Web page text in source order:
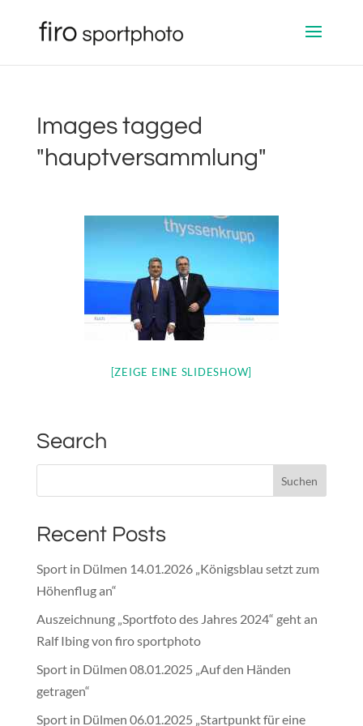
Images tagged
"hauptversammlung"
[ZEIGE EINE SLIDESHOW]
Search
Recent Posts
Sport in Dülmen 14.01.2026 „Königsblau setzt zum
Höhenflug an“
Auszeichnung „Sportfoto des Jahres 2024“ geht an
Ralf Ibing von firo sportphoto
Sport in Dülmen 08.01.2025 „Auf den Händen
getragen“
Sport in Dülmen 06.01.2025 „Startpunkt für eine